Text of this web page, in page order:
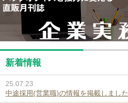
新着情報
25.07.23
中途採用(営業職)の情報を掲載しました